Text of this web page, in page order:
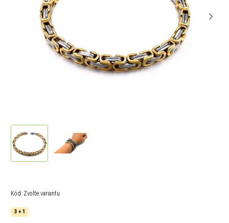
Kód: Zvolte variantu
3 + 1